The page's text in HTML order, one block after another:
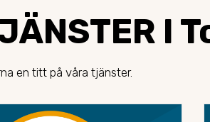
I
en titt på våra tjänster.